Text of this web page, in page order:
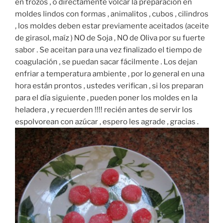
en trozos , o directamente volcar la preparación en
moldes lindos con formas , animalitos , cubos , cilindros
, los moldes deben estar previamente aceitados (aceite
de girasol, maíz ) NO de Soja , NO de Oliva por su fuerte
sabor . Se aceitan para una vez finalizado el tiempo de
coagulación , se puedan sacar fácilmente . Los dejan
enfriar a temperatura ambiente , por lo general en una
hora están prontos , ustedes verifican , si los preparan
para el día siguiente , pueden poner los moldes en la
heladera , y recuerden !!!! recién antes de servir los
espolvorean con azúcar , espero les agrade , gracias .